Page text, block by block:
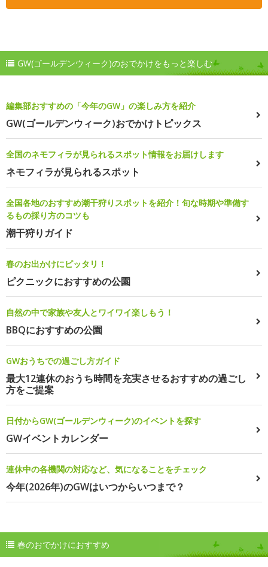
GW(ゴールデンウィーク)のおでかけをもっと楽しむ
編集部おすすめの「今年のGW」の楽しみ方を紹介
GW(ゴールデンウィーク)おでかけトピックス
全国のネモフィラが見られるスポット情報をお届けします
ネモフィラが見られるスポット
全国各地のおすすめ潮干狩りスポットを紹介！旬な時期や準備す
るもの採り方のコツも
潮干狩りガイド
春のお出かけにピッタリ！
ピクニックにおすすめの公園
自然の中で家族や友人とワイワイ楽しもう！
BBQにおすすめの公園
GWおうちでの過ごし方ガイド
最大12連休のおうち時間を充実させるおすすめの過ごし
方をご提案
日付からGW(ゴールデンウィーク)のイベントを探す
GWイベントカレンダー
連休中の各機関の対応など、気になることをチェック
今年(2026年)のGWはいつからいつまで？
春のおでかけにおすすめ